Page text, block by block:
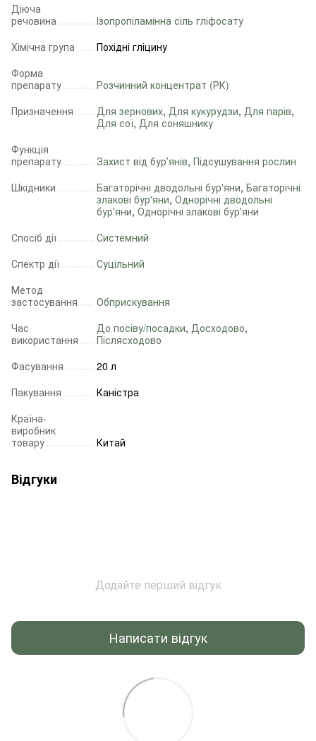
Діюча
речовина
Ізопропіламінна сіль гліфосату
Хімічна група
Похідні гліцину
Форма
препарату
Розчинний концентрат (РК)
Призначення
Для зернових, Для кукурудзи, Для парів,
Для сої, Для соняшнику
Функція
препарату
Захист від бурʼянів, Підсушування рослин
Шкідники
Багаторічні дводольні бур'яни, Багаторічні
злакові бур'яни, Однорічні дводольні
бурʼяни, Однорічні злакові бурʼяни
Спосіб дії
Системний
Спектр дії
Суцільний
Метод
застосування
Обприскування
Час
використання
До посіву/посадки, Досходово,
Післясходово
Фасування
20 л
Пакування
Каністра
Країна-
виробник
товару
Китай
Відгуки
Додайте перший відгук
Написати відгук